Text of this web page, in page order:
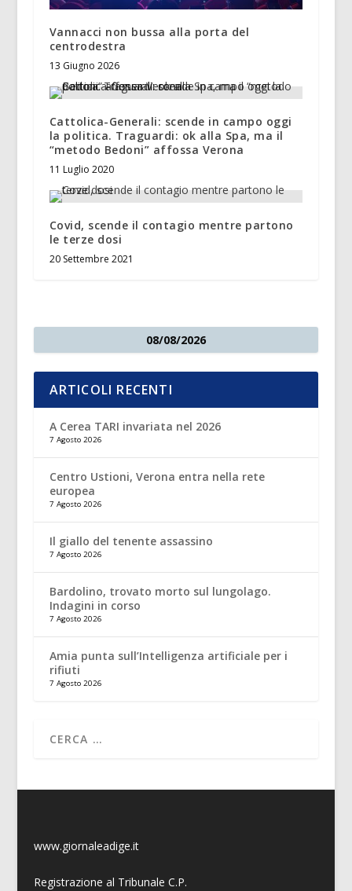
Vannacci non bussa alla porta del
centrodestra
13 Giugno 2026
Cattolica-Generali: scende in campo oggi
la politica. Traguardi: ok alla Spa, ma il
“metodo Bedoni” affossa Verona
11 Luglio 2020
Covid, scende il contagio mentre partono
le terze dosi
20 Settembre 2021
08/08/2026
ARTICOLI RECENTI
A Cerea TARI invariata nel 2026
7 Agosto 2026
Centro Ustioni, Verona entra nella rete
europea
7 Agosto 2026
Il giallo del tenente assassino
7 Agosto 2026
Bardolino, trovato morto sul lungolago.
Indagini in corso
7 Agosto 2026
Amia punta sull’Intelligenza artificiale per i
rifiuti
7 Agosto 2026
www.giornaleadige.it
Registrazione al Tribunale C.P.